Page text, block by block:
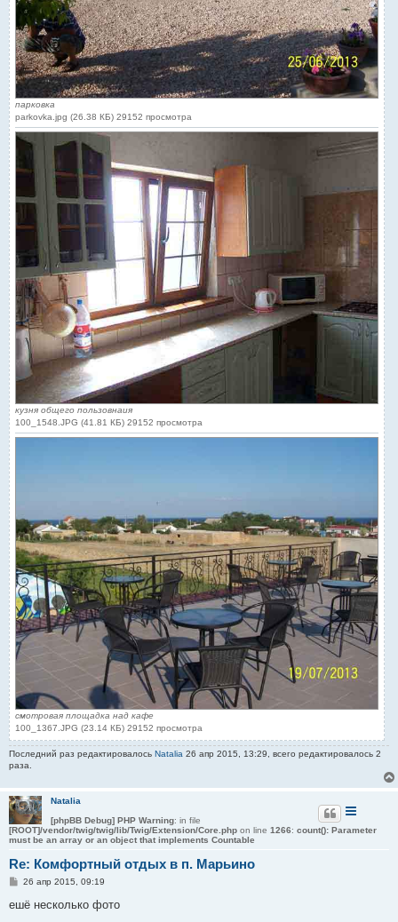
парковка
parkovka.jpg (26.38 КБ) 29152 просмотра
кузня общего пользовнаия
100_1548.JPG (41.81 КБ) 29152 просмотра
смотровая площадка над кафе
100_1367.JPG (23.14 КБ) 29152 просмотра
Последний раз редактировалось Natalia 26 апр 2015, 13:29, всего редактировалось 2
раза.
Natalia
[phpBB Debug] PHP Warning: in file
[ROOT]/vendor/twig/twig/lib/Twig/Extension/Core.php on line 1266: count(): Parameter
must be an array or an object that implements Countable
Re: Комфортный отдых в п. Марьино
С
о
26 апр 2015, 09:19
ешё несколько фото